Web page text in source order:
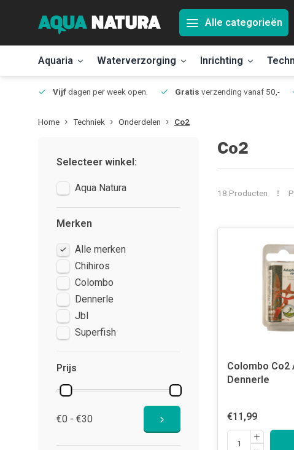
Alle categorieën
Aquaria Waterverzorging Inrichting
Vijfdagen per week open. Gratis verzending vanaf 50,-
Home Techniek Onderdelen Co2
Selecteer winkel:
Aqua Natura
Merken
Alle merken
Chihiros
Colombo
Dennerle
Jbl
Superfish
Prijs
€0 - €30
Co2
18 Producten
Colombo Co2
Dennerle
€11,99